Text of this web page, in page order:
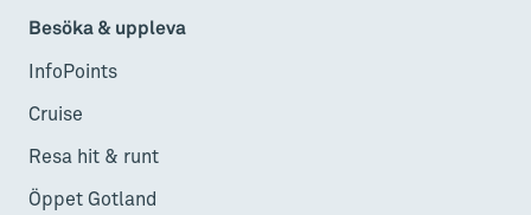
Besöka & uppleva
InfoPoints
Cruise
Resa hit & runt
Öppet Gotland